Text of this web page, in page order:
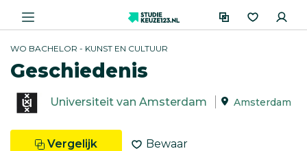
WO BACHELOR - KUNST EN CULTUUR
Geschiedenis
Universiteit van Amsterdam Amsterdam
Vergelijk Bewaar